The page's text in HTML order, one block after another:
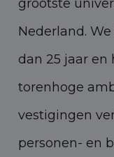
grootste
Nederland.
dan 25 jaar en
torenhoge
vestigingen
personen- en